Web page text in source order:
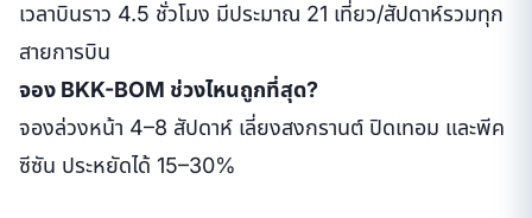
เวลาบินราว 4.5 ชั่วโมง มีประมาณ 21 เที่ยว/สัปดาห์รวมทุก
สายการบิน
จอง BKK-BOM ช่วงไหนถูกที่สุด?
จองล่วงหน้า 4–8 สัปดาห์ เลี่ยงสงกรานต์ ปิดเทอม และพีค
ซีซัน ประหยัดได้ 15–30%